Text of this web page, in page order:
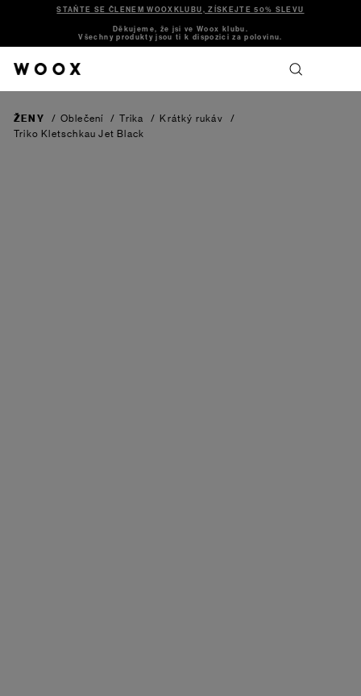
STAŇTE SE ČLENEM WOOXKLUBU, ZÍSKEJTE 50% SLEVU
Děkujeme, že jsi ve Woox klubu.
Všechny produkty jsou ti k dispozici za polovinu.
ŽENY / Oblečení / Trika / Krátký rukáv
/
Triko KletschkauJet Black